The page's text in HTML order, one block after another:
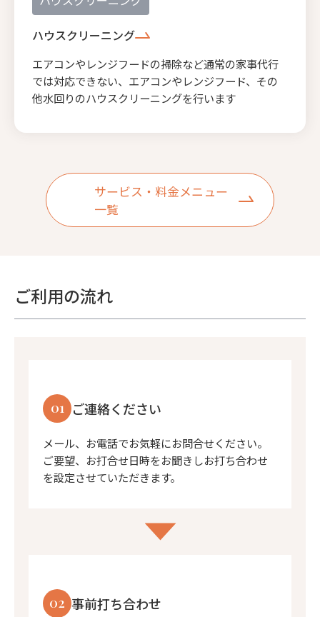
ハウスクリーニング
エアコンやレンジフードの掃除など通常の家事代行
では対応できない、エアコンやレンジフード、その
他水回りのハウスクリーニングを行います
サービス・料金メニュー
一覧
ご利用の流れ
01 ご連絡ください
メール、お電話でお気軽にお問合せください。
ご要望、お打合せ日時をお聞きしお打ち合わせ
を設定させていただきます。
02 事前打ち合わせ